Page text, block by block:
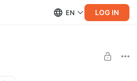
EN LOG IN